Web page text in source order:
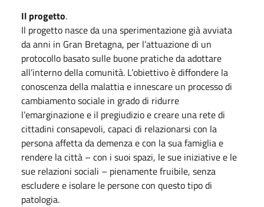
Il progetto.
Il progetto nasce da una sperimentazione già avviata
da anni in Gran Bretagna, per l’attuazione di un
protocollo basato sulle buone pratiche da adottare
all’interno della comunità. L’obiettivo è diffondere la
conoscenza della malattia e innescare un processo di
cambiamento sociale in grado di ridurre
l’emarginazione e il pregiudizio e creare una rete di
cittadini consapevoli, capaci di relazionarsi con la
persona affetta da demenza e con la sua famiglia e
rendere la città – con i suoi spazi, le sue iniziative e le
sue relazioni sociali – pienamente fruibile, senza
escludere e isolare le persone con questo tipo di
patologia.